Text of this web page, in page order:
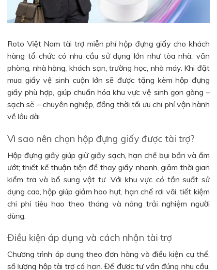
Roto Việt Nam tài trợ miễn phí hộp đựng giấy cho khách
hàng tổ chức có nhu cầu sử dụng lớn như tòa nhà, văn
phòng, nhà hàng, khách sạn, trường học, nhà máy. Khi đặt
mua giấy vệ sinh cuộn lớn sẽ được tặng kèm hộp đựng
giấy phù hợp, giúp chuẩn hóa khu vực vệ sinh gọn gàng –
sạch sẽ – chuyên nghiệp, đồng thời tối ưu chi phí vận hành
về lâu dài.
Vì sao nên chọn hộp đựng giấy được tài trợ?
Hộp đựng giấy giúp giữ giấy sạch, hạn chế bụi bẩn và ẩm
ướt; thiết kế thuận tiện để thay giấy nhanh, giảm thời gian
kiểm tra và bổ sung vật tư. Với khu vực có tần suất sử
dụng cao, hộp giúp giảm hao hụt, hạn chế rơi vãi, tiết kiệm
chi phí tiêu hao theo tháng và nâng trải nghiệm người
dùng.
Điều kiện áp dụng và cách nhận tài trợ
Chương trình áp dụng theo đơn hàng và điều kiện cụ thể,
số lượng hộp tài trợ có hạn. Để được tư vấn đúng nhu cầu,